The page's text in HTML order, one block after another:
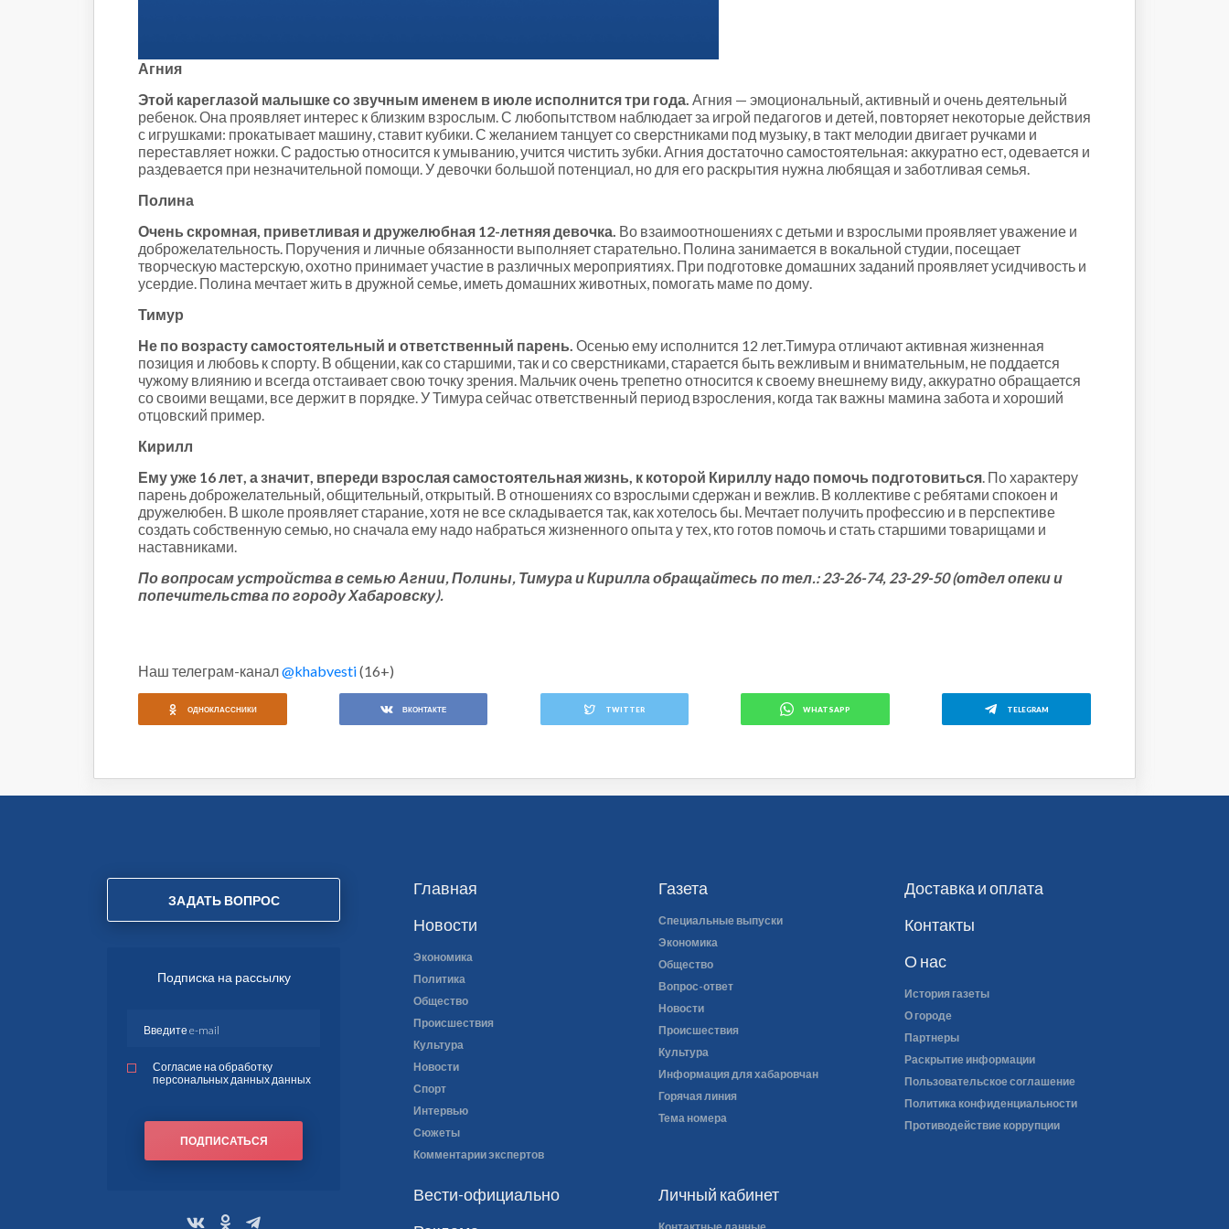
Паводок-2021
Антифейк
Паводок-2022
Агния
Этой кареглазой малышке со звучным именем в июле исполнится три года. Агния — эмоциональный, активный и очень деятельный
ребенок. Она проявляет интерес к близким взрослым. С любопытством наблюдает за игрой педагогов и детей, повторяет некоторые действия
с игрушками: прокатывает машину, ставит кубики. С желанием танцует со сверстниками под музыку, в такт мелодии двигает ручками и
переставляет ножки. С радостью относится к умыванию, учится чистить зубки. Агния достаточно самостоятельная: аккуратно ест, одевается и
раздевается при незначительной помощи. У девочки большой потенциал, но для его раскрытия нужна любящая и заботливая семья.
Полина
Очень скромная, приветливая и дружелюбная 12-летняя девочка. Во взаимоотношениях с детьми и взрослыми проявляет уважение и
доброжелательность. Поручения и личные обязанности выполняет старательно. Полина занимается в вокальной студии, посещает
творческую мастерскую, охотно принимает участие в различных мероприятиях. При подготовке домашних заданий проявляет усидчивость и
усердие. Полина мечтает жить в дружной семье, иметь домашних животных, помогать маме по дому.
Тимур
Не по возрасту самостоятельный и ответственный парень. Осенью ему исполнится 12 лет.Тимура отличают активная жизненная
позиция и любовь к спорту. В общении, как со старшими, так и со сверстниками, старается быть вежливым и внимательным, не поддается
чужому влиянию и всегда отстаивает свою точку зрения. Мальчик очень трепетно относится к своему внешнему виду, аккуратно обращается
со своими вещами, все держит в порядке. У Тимура сейчас ответственный период взросления, когда так важны мамина забота и хороший
отцовский пример.
Кирилл
Ему уже 16 лет, а значит, впереди взрослая самостоятельная жизнь, к которой Кириллу надо помочь подготовиться. По характеру
парень доброжелательный, общительный, открытый. В отношениях со взрослыми сдержан и вежлив. В коллективе с ребятами спокоен и
дружелюбен. В школе проявляет старание, хотя не все складывается так, как хотелось бы. Мечтает получить профессию и в перспективе
создать собственную семью, но сначала ему надо набраться жизненного опыта у тех, кто готов помочь и стать старшими товарищами и
наставниками.
По вопросам устройства в семью Агнии, Полины, Тимура и Кирилла обращайтесь по тел.: 23-26-74, 23-29-50 (отдел опеки и
попечительства по городу Хабаровску).
Наш телеграм-канал@khabvesti(16+)
ОДНОКЛАССНИКИ ВКОНТАКТЕ TWITTER WHATSAPP TELEGRAM
Личный кабинет
Главная
Новости
Экономика
Политика
Общество
Происшествия
Культура
Новости
Спорт
Интервью
Сюжеты
Комментарии экспертов
Газета
Специальные выпуски
Экономика
Общество
Вопрос-ответ
Новости
Происшествия
Культура
Информация для хабаровчан
Горячая линия
Тема номера
Доставка и оплата
Контакты
О нас
История газеты
О городе
Партнеры
Раскрытие информации
Пользовательское соглашение
Политика конфиденциальности
Противодействие коррупции
Вести-официально
ЗАДАТЬ ВОПРОС
Подписка на рассылку
Согласие на обработку
персональных данных данных
ПОДПИСАТЬСЯ